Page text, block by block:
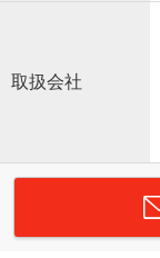
取扱会社